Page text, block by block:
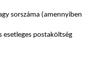
sorszáma (amennyiben
esetleges postaköltség